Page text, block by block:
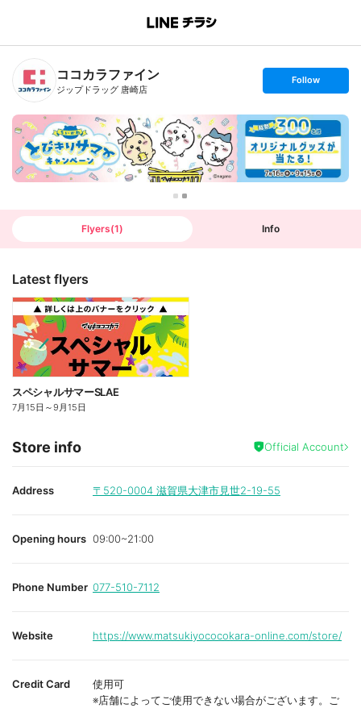
B
n
T
ココカラファイン
ジップドラッグ 唐崎店
s
t
o
l
l
o
w
Follow
Flyers(1) Info
Latest flyers
スペシャルサマーSLAE
7月15日 ～9月15日
Store info Official Account
Address 〒520-0004 滋賀県大津市見世2-19-55
Opening hours 09:00~21:00
Phone Number 077-510-7112
Website https://www.matsukiyococokara-online.com/store/
Credit Card
使用可
※店舗によってご使用できない場合がございます。ご